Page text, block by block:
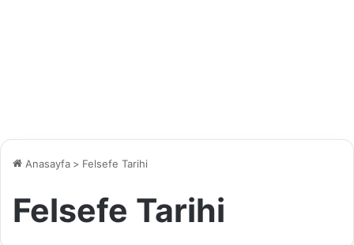
Anasayfa > Felsefe Tarihi
Felsefe Tarihi